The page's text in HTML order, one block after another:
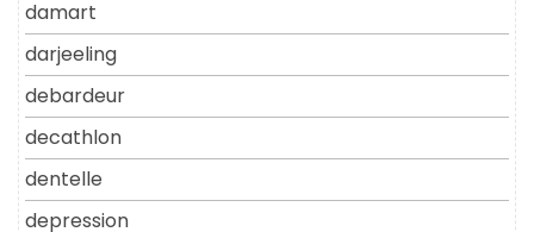
damart
darjeeling
debardeur
decathlon
dentelle
depression